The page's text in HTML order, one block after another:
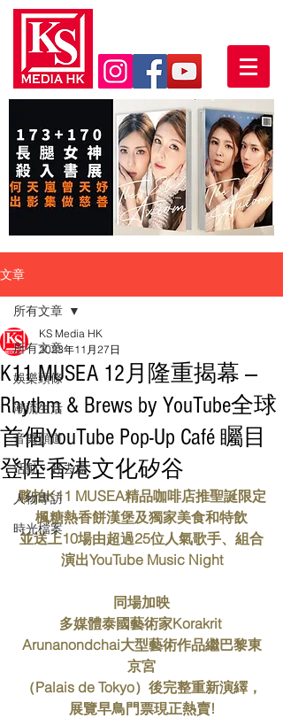
文章
所有文章
娛樂頭條
潮流生活
音樂頻道
活動・好去處
人物專訪
時光檔案
所有文章
K11 MUSEA 12月隆重揭幕 —
Rhythm & Brews by YouTube全球
首個YouTube Pop-Up Café 矚目
登陸香港文化矽谷
KS Media HK
2023年11月27日
夥拍K11 MUSEA精品咖啡店推聖誕限定
楓糖熱香餅漢堡及獨家美食和特飲
並送上10場由超過25位人氣歌手、組合
演出YouTube Music Night
同場加映
多媒體泰國藝術家Korakrit
Arunanondchai大型藝術作品繼巴黎東
京宮
（Palais de Tokyo）後完整重新演繹，
展覽早鳥門票現正熱賣!